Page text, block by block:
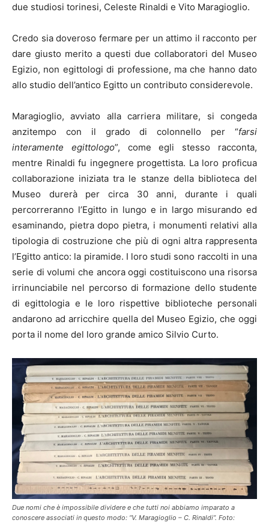
due studiosi torinesi, Celeste Rinaldi e Vito Maragioglio.
Credo sia doveroso fermare per un attimo il racconto per
dare giusto merito a questi due collaboratori del Museo
Egizio, non egittologi di professione, ma che hanno dato
allo studio dell’antico Egitto un contributo considerevole.
Maragioglio, avviato alla carriera militare, si congeda
anzitempo con il grado di colonnello per “farsi
interamente egittologo”, come egli stesso racconta,
mentre Rinaldi fu ingegnere progettista. La loro proficua
collaborazione iniziata tra le stanze della biblioteca del
Museo durerà per circa 30 anni, durante i quali
percorreranno l’Egitto in lungo e in largo misurando ed
esaminando, pietra dopo pietra, i monumenti relativi alla
tipologia di costruzione che più di ogni altra rappresenta
l’Egitto antico: la piramide. I loro studi sono raccolti in una
serie di volumi che ancora oggi costituiscono una risorsa
irrinunciabile nel percorso di formazione dello studente
di egittologia e le loro rispettive biblioteche personali
andarono ad arricchire quella del Museo Egizio, che oggi
porta il nome del loro grande amico Silvio Curto.
Due nomi che è impossibile dividere e che tutti noi abbiamo imparato a
conoscere associati in questo modo: “V. Maragioglio – C. Rinaldi”. Foto: